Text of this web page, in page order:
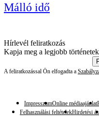
Málló idő
Hírlevél feliratkozás
Kapja meg a legjobb
A feliratkozással Ön elfogadta a
ImpresszumOnline médiaajánlat
Felhasználási feltételekHirdetési